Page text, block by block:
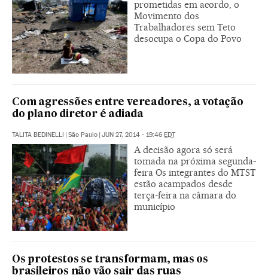
prometidas em acordo, o
Movimento dos
Trabalhadores sem Teto
desocupa o Copa do Povo
Com agressões entre vereadores, a votação
do plano diretor é adiada
TALITA BEDINELLI São Paulo JUN 27, 2014 - 19:46 EDT
A decisão agora só será
tomada na próxima segunda-
feira Os integrantes do MTST
estão acampados desde
terça-feira na câmara do
município
Os protestos se transformam, mas os
brasileiros não vão sair das ruas